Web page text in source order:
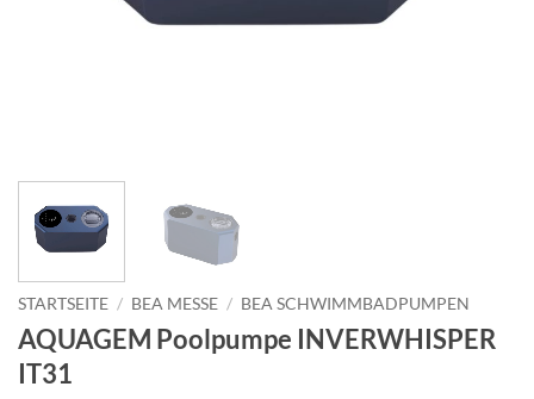
STARTSEITE / BEA MESSE / BEA SCHWIMMBADPUMPEN
AQUAGEM Poolpumpe INVERWHISPER
IT31